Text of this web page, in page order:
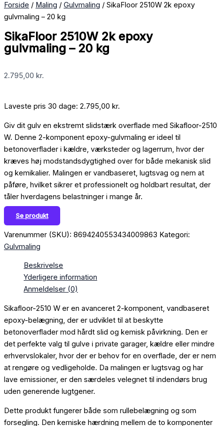
Forside / Maling / Gulvmaling / SikaFloor 2510W 2k epoxy
gulvmaling – 20 kg
SikaFloor 2510W 2k epoxy
gulvmaling – 20 kg
2.795,00 kr.
Laveste pris 30 dage: 2.795,00 kr.
Giv dit gulv en ekstremt slidstærk overflade med Sikafloor-2510
W. Denne 2-komponent epoxy-gulvmaling er ideel til
betonoverflader i kældre, værksteder og lagerrum, hvor der
kræves høj modstandsdygtighed over for både mekanisk slid
og kemikalier. Malingen er vandbaseret, lugtsvag og nem at
påføre, hvilket sikrer et professionelt og holdbart resultat, der
tåler hverdagens belastninger i mange år.
Se produkt
Varenummer (SKU): 8694240553434009863 Kategori:
Gulvmaling
Beskrivelse
Yderligere information
Anmeldelser (0)
Sikafloor-2510 W er en avanceret 2-komponent, vandbaseret
epoxy-belægning, der er udviklet til at beskytte
betonoverflader mod hårdt slid og kemisk påvirkning. Den er
det perfekte valg til gulve i private garager, kældre eller mindre
erhvervslokaler, hvor der er behov for en overflade, der er nem
at rengøre og vedligeholde. Da malingen er lugtsvag og har
lave emissioner, er den særdeles velegnet til indendørs brug
uden generende lugtgener.
Dette produkt fungerer både som rullebelægning og som
forsegling. Den kemiske hærdning mellem de to komponenter